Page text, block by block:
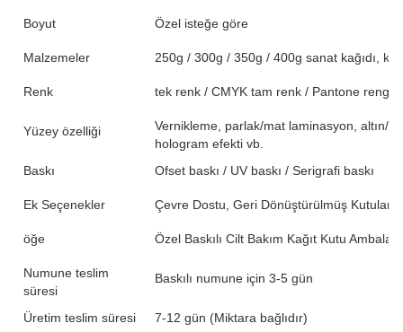
Boyut Özel isteğe göre
Malzemeler 250g / 300g / 350g / 400g sanat kağıdı,
Renk tek renk / CMYK tam renk / Pantone rengi /
Yüzey özelliği
Vernikleme, parlak/mat laminasyon, altın/
hologram efekti vb.
Baskı
Ofset baskı / UV baskı / Serigrafi baskı
Ek Seçenekler Çevre Dostu, Geri Dönüştürülmüş Kutular,
öğe Özel Baskılı Cilt Bakım Kağıt Kutu
Numune teslim
süresi
Baskılı numune için 3-5 gün
Üretim teslim süresi 7-12 gün (Miktara bağlıdır)